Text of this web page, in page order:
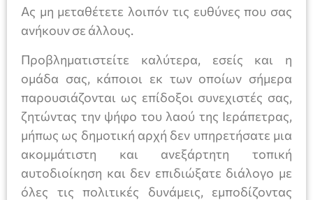
Ας μη μεταθέτετε λοιπόν τις ευθύνες που σας
ανήκουν σε άλλους.
Προβληματιστείτε καλύτερα, εσείς και η
ομάδα σας, κάποιοι εκ των οποίων σήμερα
παρουσιάζονται ως επίδοξοι συνεχιστές σας,
ζητώντας την ψήφο του λαού της Ιεράπετρας,
μήπως ως δημοτική αρχή δεν υπηρετήσατε μια
ακομμάτιστη και ανεξάρτητη τοπική
αυτοδιοίκηση και δεν επιδιώξατε διάλογο με
όλες τις πολιτικές δυνάμεις, εμποδίζοντας